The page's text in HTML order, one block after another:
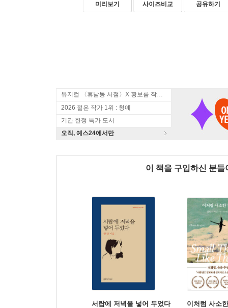
미리보기 사이즈비교 공유하기
뮤지컬 〈휴남동 서점〉X 황보름 작가 북토크
2026 젊은 작가 1위 : 청예
기간 한정 특가 도서
오직, 예스24에서만
이 책을 구입하신 분
서랍에 저녁을 넣어 두었다 이처럼 사소